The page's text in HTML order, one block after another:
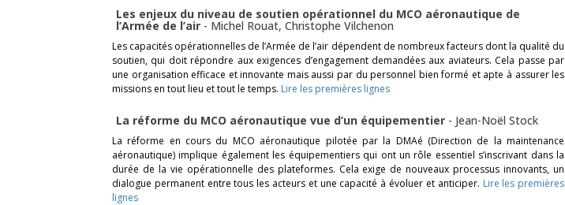
Les enjeux du niveau de soutien opérationnel du MCO aéronautique de
l’Armée de l’air - Michel Rouat, Christophe Vilchenon
Les capacités opérationnelles de l’Armée de l’air dépendent de nombreux facteurs dont la qualité du
soutien, qui doit répondre aux exigences d’engagement demandées aux aviateurs. Cela passe par
une organisation efficace et innovante mais aussi par du personnel bien formé et apte à assurer les
missions en tout lieu et tout le temps. Lire les premières lignes
La réforme du MCO aéronautique vue d’un équipementier - Jean-Noël Stock
La réforme en cours du MCO aéronautique pilotée par la DMAé (Direction de la maintenance
aéronautique) implique également les équipementiers qui ont un rôle essentiel s’inscrivant dans la
durée de la vie opérationnelle des plateformes. Cela exige de nouveaux processus innovants, un
dialogue permanent entre tous les acteurs et une capacité à évoluer et anticiper. Lire les premières
lignes